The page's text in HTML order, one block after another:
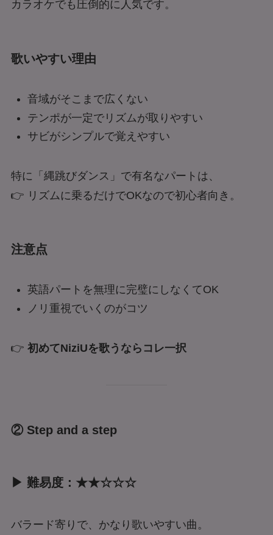
カラオケでも圧倒的に人気です。
歌いやすい理由
音域がそこまで広くない
テンポが一定でリズムが取りやすい
サビがシンプルで覚えやすい
特に「縄跳びダンス」で有名なパートは、
👉 リズムに乗るだけでOKなので初心者向き。
注意点
英語パートを無理に完璧にしなくてOK
ノリ重視でいくのがコツ
👉 初めてNiziUを歌うならコレ一択
② Step and a step
▶ 難易度：★★☆☆☆
バラード寄りで、かなり歌いやすい曲。